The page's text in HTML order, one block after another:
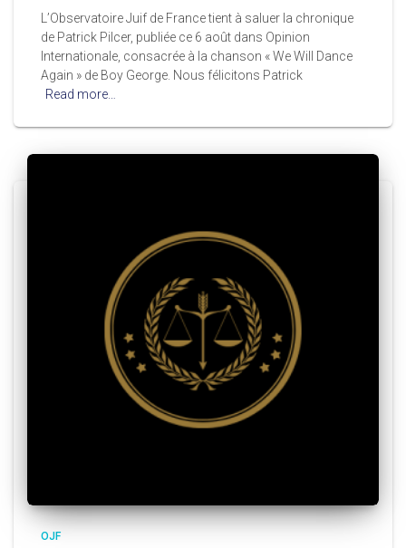
L’Observatoire Juif de France tient à saluer la chronique
de Patrick Pilcer, publiée ce 6 août dans Opinion
Internationale, consacrée à la chanson « We Will Dance
Again » de Boy George. Nous félicitons Patrick
Read more…
OJF